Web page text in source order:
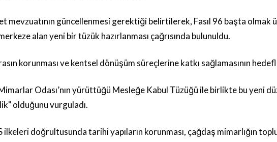
mevzuatının güncellenmesi gerektiği belirtilerek, Fasıl 96 başta
alan yeni bir tüzük hazırlanması çağrısında bulunuldu.
korunması ve kentsel dönüşüm süreçlerine katkı sağlamasının
Odası’nın yürüttüğü Mesleğe Kabul Tüzüğü ile birlikte bu yeni
olduğunu vurguladı.
ilkeleri doğrultusunda tarihi yapıların korunması, çağdaş mimarlığın